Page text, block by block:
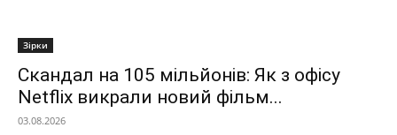
Зірки
Скандал на 105 мільйонів: Як з офісу
Netflix викрали новий фільм...
03.08.2026